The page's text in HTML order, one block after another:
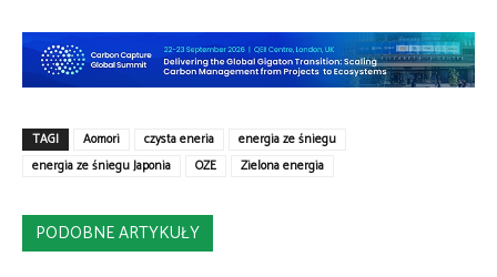
TAGI Aomori czysta eneria
energia ze śniegu
energia ze śniegu Japonia
OZE Zielona energia
PODOBNE ARTYKUŁY